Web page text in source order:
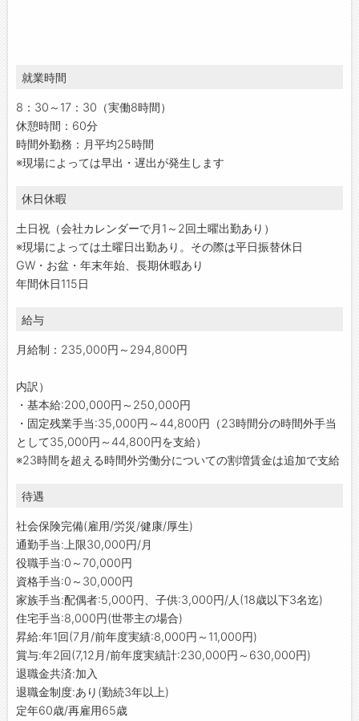
就業時間
8：30～17：30（実働8時間）
休憩時間：60分
時間外勤務：月平均25時間
※現場によっては早出・遅出が発生します
休日休暇
土日祝（会社カレンダーで月1～2回土曜出勤あり）
※現場によっては土曜日出勤あり。その際は平日振替休日
GW・お盆・年末年始、長期休暇あり
年間休日115日
給与
月給制：235,000円～294,800円
内訳）
・基本給:200,000円～250,000円
・固定残業手当:35,000円～44,800円（23時間分の時間外手当
として35,000円～44,800円を支給）
※23時間を超える時間外労働分についての割増賃金は追加で支給
待遇
社会保険完備(雇用/労災/健康/厚生)
通勤手当:上限30,000円/月
役職手当:0～70,000円
資格手当:0～30,000円
家族手当:配偶者:5,000円、子供:3,000円/人(18歳以下3名迄)
住宅手当:8,000円(世帯主の場合)
昇給:年1回(7月/前年度実績:8,000円～11,000円)
賞与:年2回(7,12月/前年度実績計:230,000円～630,000円)
退職金共済:加入
退職金制度:あり(勤続3年以上)
定年60歳/再雇用65歳